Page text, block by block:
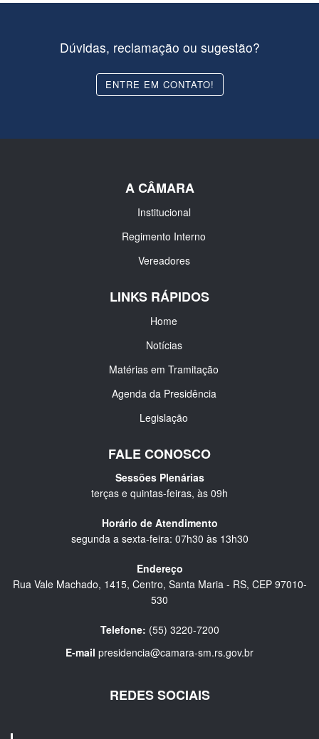
Dúvidas, reclamação ou sugestão?
ENTRE EM CONTATO!
A CÂMARA
Institucional
Regimento Interno
Vereadores
LINKS RÁPIDOS
Home
Notícias
Matérias em Tramitação
Agenda da Presidência
Legislação
FALE CONOSCO
Sessões Plenárias
terças e quintas-feiras, às 09h
Horário de Atendimento
segunda a sexta-feira: 07h30 às 13h30
Endereço
Rua Vale Machado, 1415, Centro, Santa Maria - RS, CEP 97010-
530
Telefone: (55) 3220-7200
E-mail presidencia@camara-sm.rs.gov.br
REDES SOCIAIS